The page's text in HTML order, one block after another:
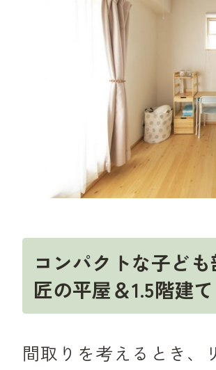
コンパクトな子ど
匠の平屋＆1.5階建て
間取りを考えるとき、